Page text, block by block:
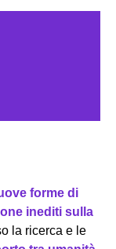
forme di
inediti sulla
la ricerca e le